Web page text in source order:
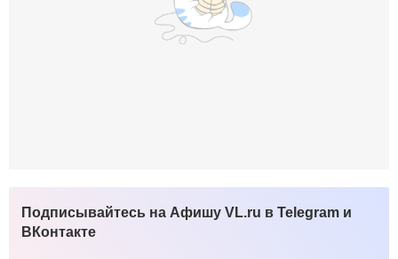
Подписывайтесь на Афишу VL.ru в Telegram и
ВКонтакте